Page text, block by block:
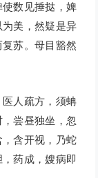
数见捶挞，婢
美，然疑是异
苏。母目豁然
人疏方，须蚺
尝昼独坐，忽
含开视，乃蛇
药成，嫂病即